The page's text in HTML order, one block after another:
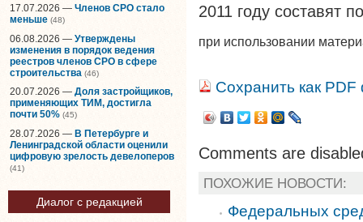
17.07.2026 — Членов СРО стало
меньше (48)
06.08.2026 — Утверждены
изменения в порядок ведения
реестров членов СРО в сфере
строительства (46)
20.07.2026 — Доля застройщиков,
применяющих ТИМ, достигла
почти 50% (45)
28.07.2026 — В Петербурге и
Ленинградской области оценили
цифровую зрелость девелоперов
(41)
Диалог с редакцией
2011 году составят
при использовании
Сохранить как
Comments are
ПОХОЖИЕ НОВОСТИ:
Федеральных